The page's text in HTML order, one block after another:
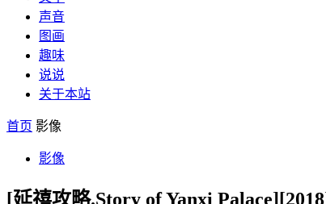
声音
图画
趣味
说说
关于本站
首页 影像
影像
[延禧攻略.Story of Yanxi